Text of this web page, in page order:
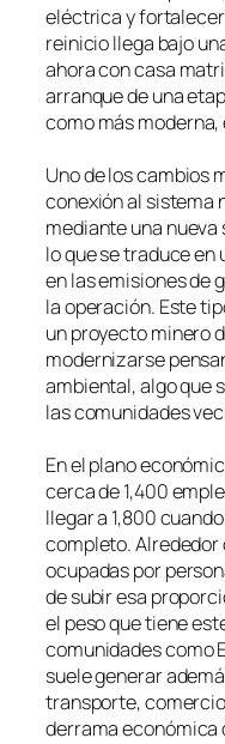
eléctrica y
reinicio llega bajo
ahora con casa
arranque de una
como más
Uno de los cambios
conexión al sistema
mediante una
lo que se traduce
en las emisiones de
la operación. Este
un proyecto minero
modernizarse
ambiental, algo que
las comunidades
En el plano
cerca de 1,400
llegar a 1,800
completo. Alrededor
ocupadas por
de subir esa
el peso que tiene
comunidades como
suele generar
transporte,
derrama económica